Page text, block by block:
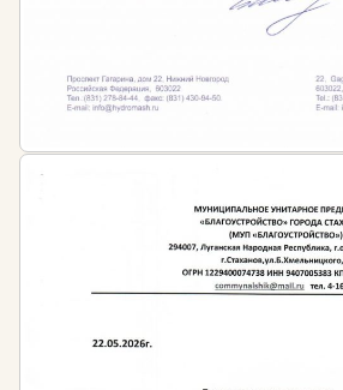
Требования к образованию
наличие профильного
сфере проектирования
наличие среднего
высшего образования в
дополнительное